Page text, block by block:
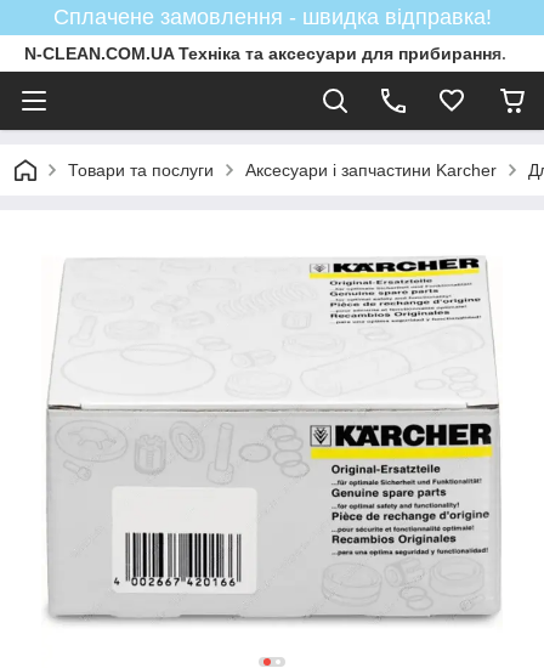
Сплачене замовлення - швидка відправка!
N-CLEAN.COM.UA Техніка та аксесуари для прибирання.
Товари та послуги Аксесуари і запчастини Karcher